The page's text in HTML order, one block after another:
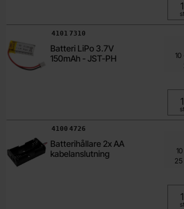
st
Batteri LiPo 3.7V
150mAh - JST-PH
Art. nr
4101 7310
st
10
Batterihållare 2x AA
kabelanslutning
Art. nr
4100 4726
st
10
25